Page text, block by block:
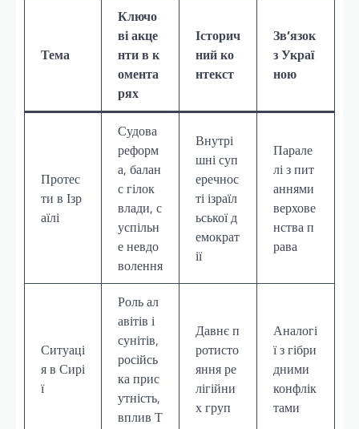
Тема
Ключо
ві акце
нти в к
омента
рях
Історич
ний ко
нтекст
Зв’язок
з Украї
ною
Протес
ти в Ізр
аїлі
Судова
реформ
а, балан
с гілок
влади, с
успільн
е невдо
волення
Внутрі
шні суп
еречнос
ті ізраїл
ьської д
емократ
ії
Парале
лі з пит
аннями
верхове
нства п
рава
Ситуаці
я в Сирі
ї
Роль ал
авітів і
сунітів,
російсь
ка прис
утність,
вплив Т
Давнє п
ротисто
яння ре
лігійни
х груп
Аналогі
ї з гібри
дними
конфлік
тами